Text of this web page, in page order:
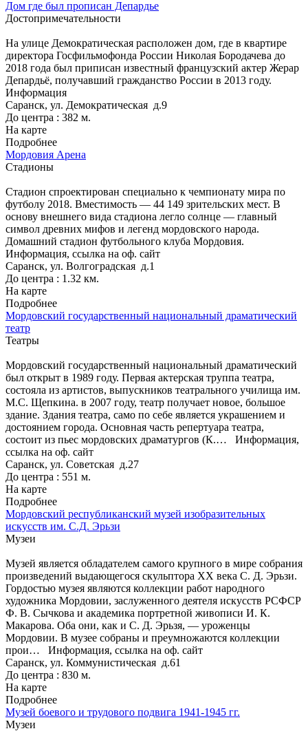
Дом где был прописан Депардье
Достопримечательности
На улице Демократическая расположен дом, где в квартире
директора Госфильмофонда России Николая Бородачева до
2018 года был приписан известный французский актер Жерар
Депардьё, получавший гражданство России в 2013 году.
Информация
Саранск, ул. Демократическая д.9
До центра : 382 м.
На карте
Подробнее
Мордовия Арена
Стадионы
Стадион спроектирован специально к чемпионату мира по
футболу 2018. Вместимость — 44 149 зрительских мест. В
основу внешнего вида стадиона легло солнце — главный
символ древних мифов и легенд мордовского народа.
Домашний стадион футбольного клуба Мордовия.
Информация, ссылка на оф. сайт
Саранск, ул. Волгоградская д.1
До центра : 1.32 км.
На карте
Подробнее
Мордовский государственный национальный драматический
театр
Театры
Мордовский государственный национальный драматический
был открыт в 1989 году. Первая актерская труппа театра,
состояла из артистов, выпускников театрального училища им.
М.С. Щепкина. в 2007 году, театр получает новое, большое
здание. Здания театра, само по себе является украшением и
достоянием города. Основная часть репертуара театра,
состоит из пьес мордовских драматургов (К.… Информация,
ссылка на оф. сайт
Саранск, ул. Советская д.27
До центра : 551 м.
На карте
Подробнее
Мордовский республиканский музей изобразительных
искусств им. С.Д. Эрьзи
Музеи
Музей является обладателем самого крупного в мире собрания
произведений выдающегося скульптора ХХ века С. Д. Эрьзи.
Гордостью музея являются коллекции работ народного
художника Мордовии, заслуженного деятеля искусств РСФСР
Ф. В. Сычкова и академика портретной живописи И. К.
Макарова. Оба они, как и С. Д. Эрьзя, — уроженцы
Мордовии. В музее собраны и преумножаются коллекции
прои… Информация, ссылка на оф. сайт
Саранск, ул. Коммунистическая д.61
До центра : 830 м.
На карте
Подробнее
Музей боевого и трудового подвига 1941-1945 гг.
Музеи